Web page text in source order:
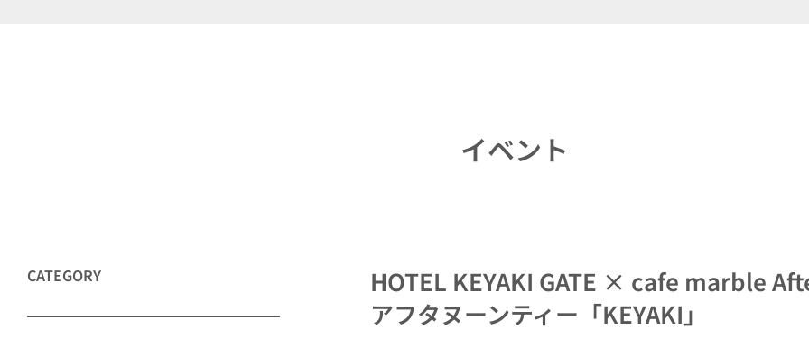
イベント
CATEGORY
HOTEL KEYAKI GATE × cafe marble
アフタヌーンティー「KEYAKI」